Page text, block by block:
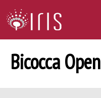
Bicocca